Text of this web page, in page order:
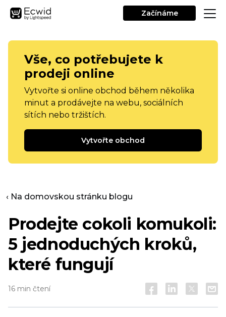
Začínáme
Vše, co potřebujete k
prodeji online
Vytvořte si online obchod během několika
minut a prodávejte na webu, sociálních
sítích nebo tržištích.
Vytvořte obchod
‹ Na domovskou stránku blogu
Prodejte cokoli komukoli:
5 jednoduchých kroků,
které fungují
16 min čtení